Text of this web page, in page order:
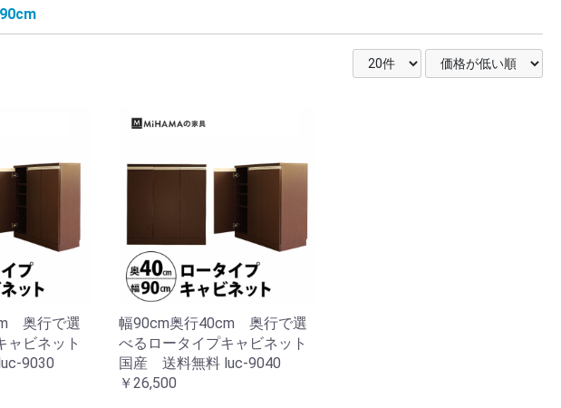
奥行で選
ャビネット
9030
幅90cm奥行40cm 奥行で選
べるロータイプキャビネット
国産 送料無料 luc-9040
￥26,500